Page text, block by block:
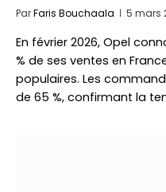
ParFaris Bouchaala 5 mars
En février 2026, Opel
% de ses ventes en
populaires. Les
de 65 %, confirmant la